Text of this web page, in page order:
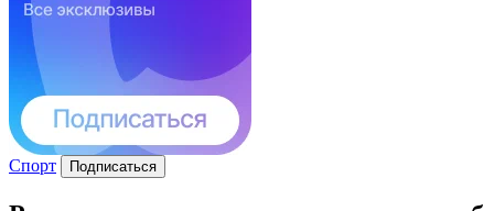
Спорт Подписаться